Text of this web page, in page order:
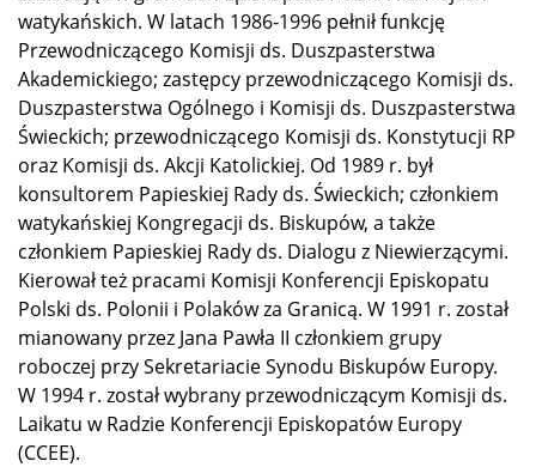
watykańskich. W latach 1986‑1996 pełnił funkcję
Przewodniczącego Komisji ds. Duszpasterstwa
Akademickiego; zastępcy przewodniczącego Komisji ds.
Duszpasterstwa Ogólnego i Komisji ds. Duszpasterstwa
Świeckich; przewodniczącego Komisji ds. Konstytucji RP
oraz Komisji ds. Akcji Katolickiej. Od 1989 r. był
konsultorem Papieskiej Rady ds. Świeckich; członkiem
watykańskiej Kongregacji ds. Biskupów, a także
członkiem Papieskiej Rady ds. Dialogu z Niewierzącymi.
Kierował też pracami Komisji Konferencji Episkopatu
Polski ds. Polonii i Polaków za Granicą. W 1991 r. został
mianowany przez Jana Pawła II członkiem grupy
roboczej przy Sekretariacie Synodu Biskupów Europy.
W 1994 r. został wybrany przewodniczącym Komisji ds.
Laikatu w Radzie Konferencji Episkopatów Europy
(CCEE).